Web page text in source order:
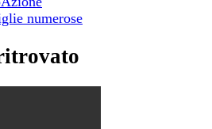
numerose